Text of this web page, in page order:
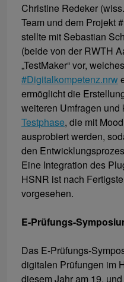
Christine Redeker
Team und dem Projekt
stellte mit Sebastian
(beide von der RWTH
„TestMaker“ vor,
#Digitalkompetenz.nrw
ermöglicht die
weiteren Umfragen
Testphase, die mit
ausprobiert werden,
den
Eine Integration des
HSNR ist nach
vorgesehen.
E-Prüfungs-
Das E-Prüfungs-
digitalen Prüfungen im
diesem Jahr am 19.